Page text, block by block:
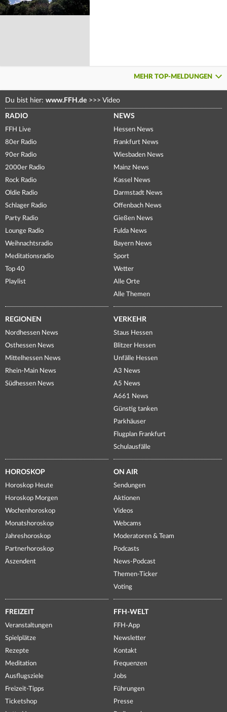
MEHR TOP-MELDUNGEN
Du bist hier: www.FFH.de >>> Video
RADIO
FFH Live
80er Radio
90er Radio
2000er Radio
Rock Radio
Oldie Radio
Schlager Radio
Party Radio
Lounge Radio
Weihnachtsradio
Meditationsradio
Top 40
Playlist
NEWS
Hessen News
Frankfurt News
Wiesbaden News
Mainz News
Kassel News
Darmstadt News
Offenbach News
Gießen News
Fulda News
Bayern News
Sport
Wetter
Alle Orte
Alle Themen
REGIONEN
Nordhessen News
Osthessen News
Mittelhessen News
Rhein-Main News
Südhessen News
VERKEHR
Staus Hessen
Blitzer Hessen
Unfälle Hessen
A3 News
A5 News
A661 News
Günstig tanken
Parkhäuser
Flugplan Frankfurt
Schulausfälle
HOROSKOP
Horoskop Heute
Horoskop Morgen
Wochenhoroskop
Monatshoroskop
Jahreshoroskop
Partnerhoroskop
Aszendent
ON AIR
Sendungen
Aktionen
Videos
Webcams
Moderatoren & Team
Podcasts
News-Podcast
Themen-Ticker
Voting
FREIZEIT
Veranstaltungen
Spielplätze
Rezepte
Meditation
Ausflugsziele
Freizeit-Tipps
Ticketshop
FFH-WELT
FFH-App
Newsletter
Kontakt
Frequenzen
Jobs
Führungen
Presse